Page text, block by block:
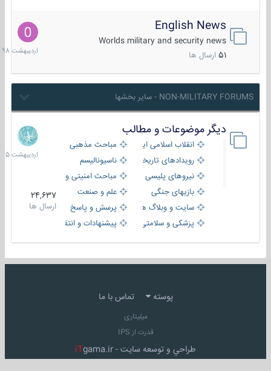
English News
Worlds military and security news
51 ارسال ها
10
1398
NON-MILITARY FORUMS - سایر بخشها
دیگر موضوعات و مطالب
انقلاب اسلامی ایران
مباحث مذهبی
رویدادهای تاریخی و مذهبیناسیونالیسم
نیروهای پلیسی
مباحث امنیتی و اطلاعاتی
بازیهای جنگی
علم و صنعت
سایت و وبلاگ ها
پرسش و پاسخ
پزشکی و سلامتی
پیشنهادات و انتقادات
24,637
ارسال ها
8
1405
پوسته تماس با ما
میلیتاری
قدرت از IPS
طراحي و توسعه سايت - iTgama.ir